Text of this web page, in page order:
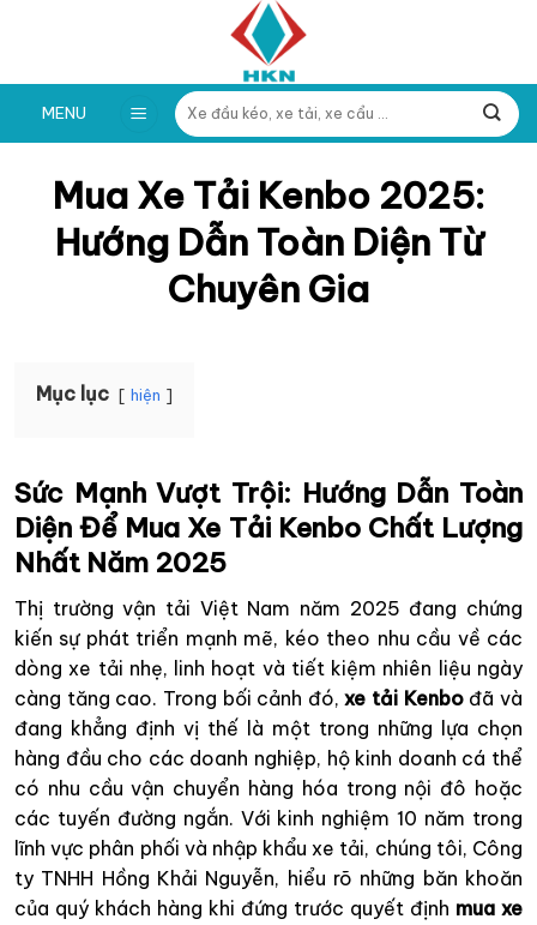
MENU
Tìm
kiếm:
Mua Xe Tải Kenbo 2025:
Hướng Dẫn Toàn Diện Từ
Chuyên Gia
Mục lục hiện
Sức Mạnh Vượt Trội: Hướng Dẫn Toàn
Diện Để Mua Xe Tải Kenbo Chất Lượng
Nhất Năm 2025
Thị trường vận tải Việt Nam năm 2025 đang chứng
kiến sự phát triển mạnh mẽ, kéo theo nhu cầu về các
dòng xe tải nhẹ, linh hoạt và tiết kiệm nhiên liệu ngày
càng tăng cao. Trong bối cảnh đó,xe tải Kenbođã và
đang khẳng định vị thế là một trong những lựa chọn
hàng đầu cho các doanh nghiệp, hộ kinh doanh cá thể
có nhu cầu vận chuyển hàng hóa trong nội đô hoặc
các tuyến đường ngắn. Với kinh nghiệm 10 năm trong
lĩnh vực phân phối và nhập khẩu xe tải, chúng tôi, Công
ty TNHH Hồng Khải Nguyễn, hiểu rõ những băn khoăn
của quý khách hàng khi đứng trước quyết định mua xe